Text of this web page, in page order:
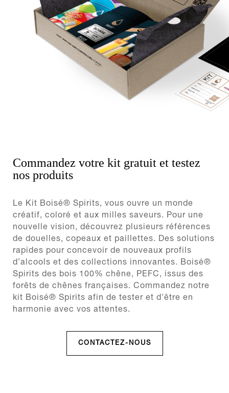
Commandez votre kit gratuit et testez
nos produits
Le Kit Boisé® Spirits, vous ouvre un monde
créatif, coloré et aux milles saveurs. Pour une
nouvelle vision, découvrez plusieurs références
de douelles, copeaux et paillettes. Des solutions
rapides pour concevoir de nouveaux profils
d’alcools et des collections innovantes. Boisé®
Spirits des bois 100% chêne, PEFC, issus des
forêts de chênes françaises. Commandez notre
kit Boisé® Spirits afin de tester et d'être en
harmonie avec vos attentes.
CONTACTEZ-NOUS